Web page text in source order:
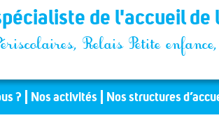
de l'accueil de
Relais Petite
? Nos activités Nos structures